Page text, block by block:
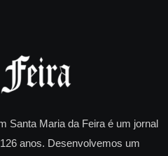
Santa Maria da Feira é um jornal
anos. Desenvolvemos um